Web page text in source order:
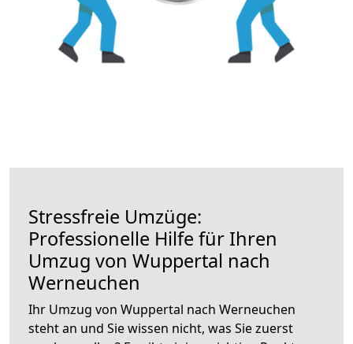
Stressfreie Umzüge:
Professionelle Hilfe für Ihren
Umzug von Wuppertal nach
Werneuchen
Ihr Umzug von Wuppertal nach Werneuchen
steht an und Sie wissen nicht, was Sie zuerst